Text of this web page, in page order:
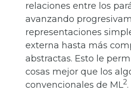
relaciones entre los
avanzando
representaciones
externa hasta más
abstractas. Esto le
cosas mejor que los
convencionales de ML2.